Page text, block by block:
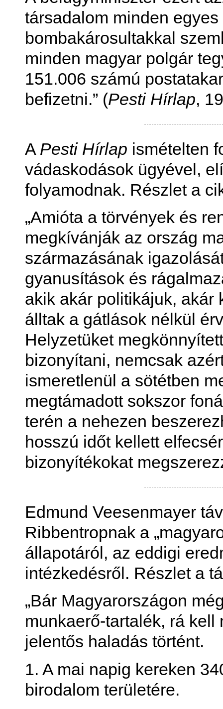
társadalom minden
bombakárosultakkal
minden magyar polgár
151.006 számú
befizetni.” (Pesti Hírlap,
A Pesti Hírlap ismételten
vádaskodások ügyével,
folyamodnak. Részlet a
„Amióta a törvények és
megkívánják az ország
származásának
gyanusítások és
akik akár politikájuk, akár
álltak a gátlások nélkül
Helyzetüket
bizonyítani, nemcsak
ismeretlenül a sötétben
megtámadott sokszor
terén a nehezen
hosszú időt kellett
bizonyítékokat
Edmund Veesenmayer
Ribbentropnak a
állapotáról, az eddigi
intézkedésről. Részlet a
„Bár Magyarországon
munkaerő-tartalék, rá
jelentős haladás történt.
1. A mai napig kereken
birodalom területére.